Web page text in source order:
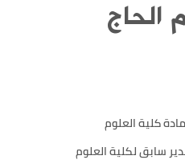
الحاج
كلية العلوم
سابق لكلية العلوم